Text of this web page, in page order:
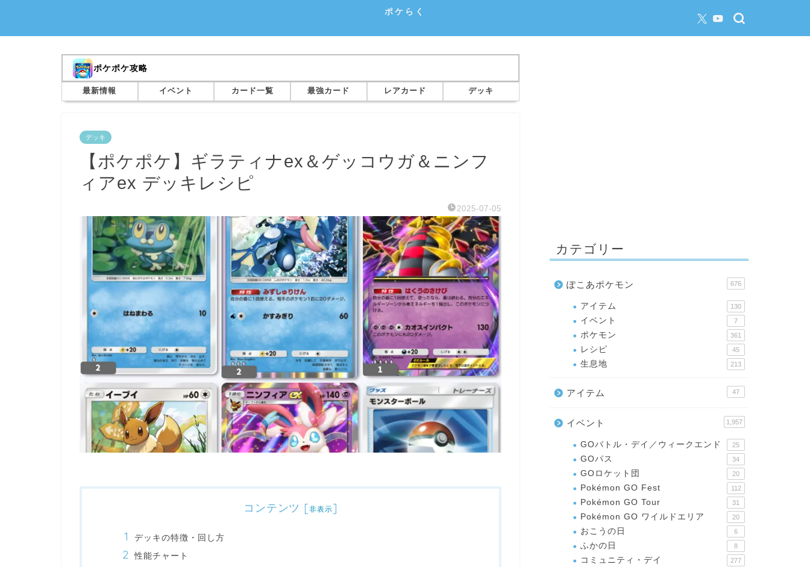
ポケらく
ポケポケ攻略
最新情報 イベント カード一覧 最強カード レアカード デッキ
デッキ
【ポケポケ】ギラティナex＆ゲッコウガ＆ニンフ
ィアex デッキレシピ
2025-07-05
コンテンツ [非表示]
デッキの特徴・回し方
性能チャート
カテゴリー
ぽこあポケモン 676
アイテム 130
イベント 7
ポケモン 361
レシピ 45
生息地 213
アイテム 47
イベント 1,957
GOバトル・デイ／ウィークエンド 25
GOパス 34
GOロケット団 20
Pokémon GO Fest 112
Pokémon GO Tour 31
Pokémon GO ワイルドエリア 20
おこうの日 6
ふかの日 8
コミュニティ・デイ 277